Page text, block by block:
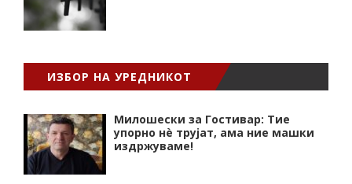
ИЗБОР НА УРЕДНИКОТ
Милошески за Гостивар: Тие
упорно нѐ трујат, ама ние машки
издржуваме!